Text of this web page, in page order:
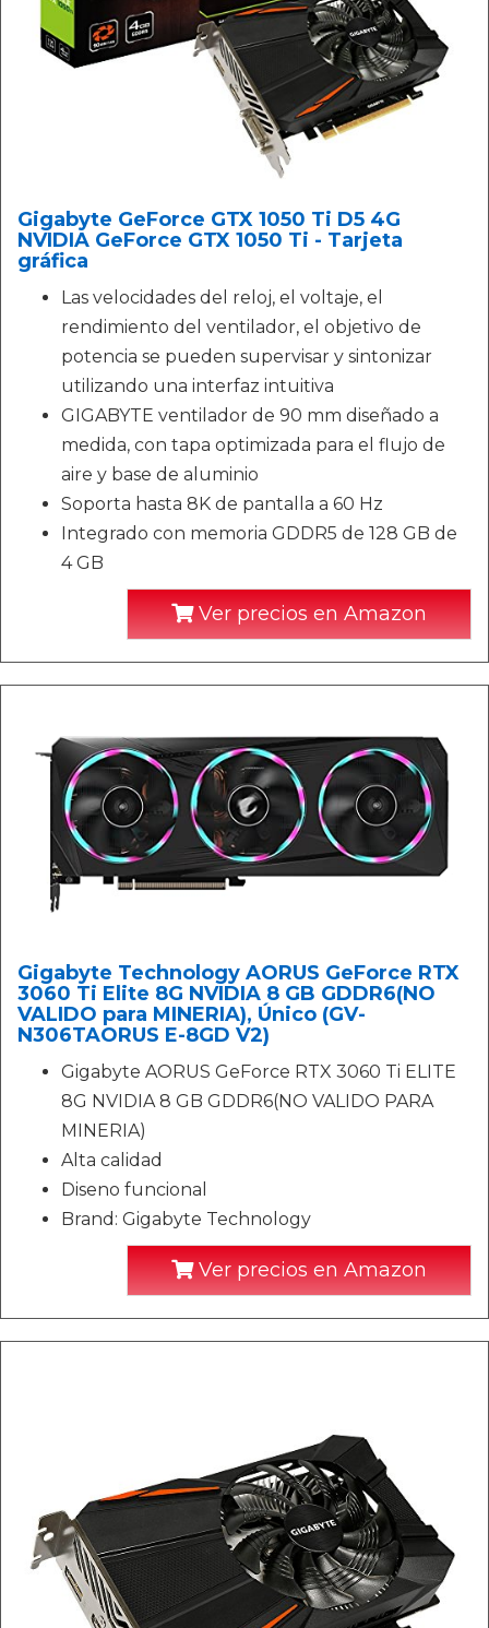
Gigabyte GeForce GTX 1050 Ti D5 4G
NVIDIA GeForce GTX 1050 Ti - Tarjeta
gráfica
Las velocidades del reloj, el voltaje, el
rendimiento del ventilador, el objetivo de
potencia se pueden supervisar y sintonizar
utilizando una interfaz intuitiva
GIGABYTE ventilador de 90 mm diseñado a
medida, con tapa optimizada para el flujo de
aire y base de aluminio
Soporta hasta 8K de pantalla a 60 Hz
Integrado con memoria GDDR5 de 128 GB de
4 GB
Ver precios en Amazon
Gigabyte Technology AORUS GeForce RTX
3060 Ti Elite 8G NVIDIA 8 GB GDDR6(NO
VALIDO para MINERIA), Único (GV-
N306TAORUS E-8GD V2)
Gigabyte AORUS GeForce RTX 3060 Ti ELITE
8G NVIDIA 8 GB GDDR6(NO VALIDO PARA
MINERIA)
Alta calidad
Diseno funcional
Brand: Gigabyte Technology
Ver precios en Amazon